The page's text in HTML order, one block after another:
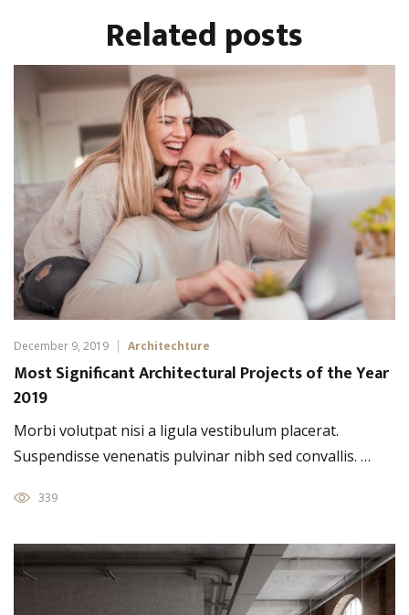
Related posts
December 9, 2019 Architechture
Most Significant Architectural Projects of the Year
2019
Morbi volutpat nisi a ligula vestibulum placerat.
Suspendisse venenatis pulvinar nibh sed convallis. …
339